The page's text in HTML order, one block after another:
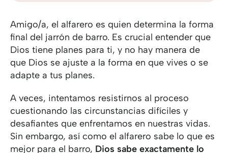
Amigo/a, el alfarero es quien determina la forma
final del jarrón de barro. Es crucial entender que
Dios tiene planes para ti, y no hay manera de
que Dios se ajuste a la forma en que vives o se
adapte a tus planes.
A veces, intentamos resistirnos al proceso
cuestionando las circunstancias difíciles y
desafiantes que enfrentamos en nuestras vidas.
Sin embargo, así como el alfarero sabe lo que es
mejor para el barro, Dios sabe exactamente lo